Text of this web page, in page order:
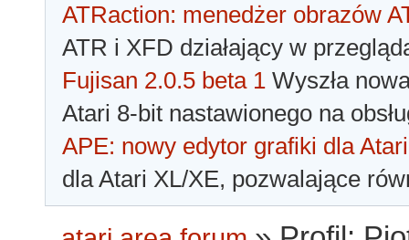
ATRaction: menedżer obrazów
ATR i XFD działający w
Fujisan 2.0.5 beta 1 Wyszła
Atari 8-bit nastawionego na
APE: nowy edytor grafiki dla Atari
dla Atari XL/XE, pozwalające